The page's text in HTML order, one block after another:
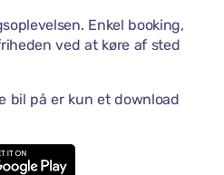
Enkel booking,
ved at køre af sted
bil på er kun et download